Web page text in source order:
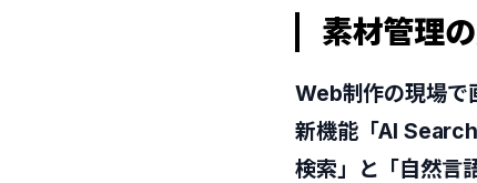
素材管理
Web制作の現場で
新機能「AI
検索」と「自然言